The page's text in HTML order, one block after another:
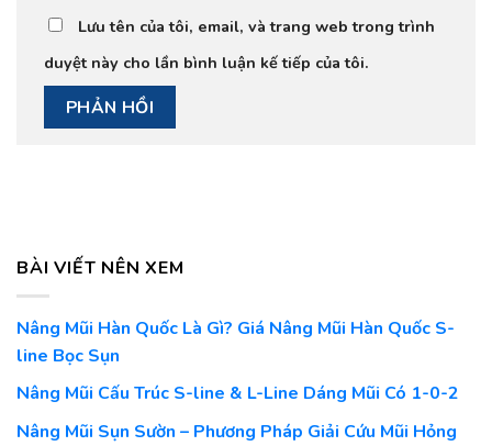
Lưu tên của tôi, email, và trang web trong trình
duyệt này cho lần bình luận kế tiếp của tôi.
BÀI VIẾT NÊN XEM
Nâng Mũi Hàn Quốc Là Gì? Giá Nâng Mũi Hàn Quốc S-
line Bọc Sụn
Nâng Mũi Cấu Trúc S-line & L-Line Dáng Mũi Có 1-0-2
Nâng Mũi Sụn Sườn – Phương Pháp Giải Cứu Mũi Hỏng